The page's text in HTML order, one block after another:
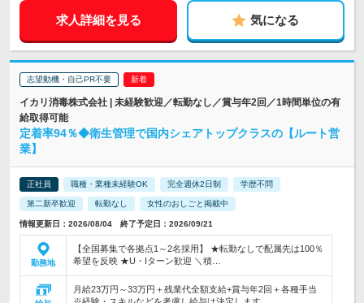
求人詳細を見る 気になる
志望動機・自己PR不要
イカリ消毒株式会社 | 未経験歓迎／転勤なし／賞与年2回／1時間単位の有
給取得可能
定着率94％◆衛生管理で国内シェアトップクラスの【ルート営
業】
正社員 職種・業種未経験OK 完全週休2日制 学歴不問
第二新卒歓迎 転勤なし 女性のおしごと掲載中
情報更新日：2026/08/04 終了予定日：2026/09/21
勤務地
【全国募集で各拠点1～2名採用】 ★転勤なしで配属先は100％
希望を反映 ★U・Iターン歓迎 ＼積…
月給23万円～33万円＋残業代全額支給+賞与年2回＋各種手当